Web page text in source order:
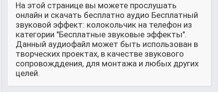
На этой странице вы можете прослушать
онлайн и скачать бесплатно аудио Бесплатный
звуковой эффект: колокольчик на телефон из
категории "Бесплатные звуковые эффекты".
Данный аудиофайл может быть использован в
творческих проектах, в качестве звукового
сопровожддения, для монтажа и любых других
целей.